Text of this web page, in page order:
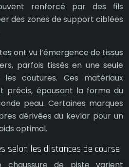
renforcé par des fils
des zones de support ciblées
ont vu l’émergence de tissus
parfois tissés en une seule
coutures. Ces matériaux
précis, épousant la forme du
peau. Certaines marques
dérivées du kevlar pour un
optimal.
selon les distances de course
chaussure de piste varient